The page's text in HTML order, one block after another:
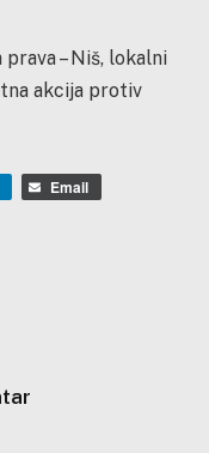
– Niš, lokalni
akcija protiv
Email